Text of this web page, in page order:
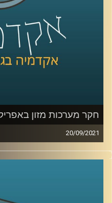
לשיחה עם ד"ר אביב גאון
הבינה המלאכותית:לחצו כאן
לשיחה עם ד"ר אביב גאון
קרדיט תמונות:AudioVersity
חקר מערכות מזון
20/09/2021
צרויה קלבאו שבח, יועצת
המלמדת בביה"ס לקיימות
יחד עם פעולות יישומיות